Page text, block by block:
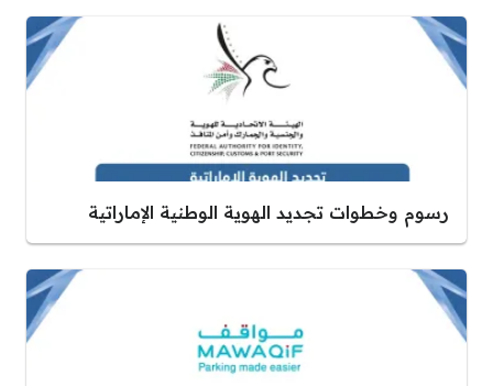
رسوم وخطوات تجديد الهوية الوطنية الإماراتية